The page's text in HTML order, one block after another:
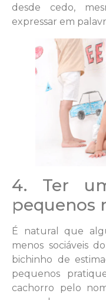
desde cedo,
expressar em
4. Ter
pequenos
É natural que
menos sociáveis
bichinho de
pequenos
cachorro pelo